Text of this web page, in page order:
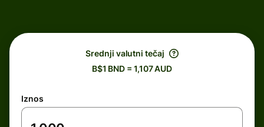
Srednji valutni tečaj
B$1 BND = 1,107 AUD
Iznos